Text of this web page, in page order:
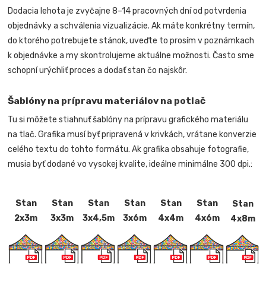
Dodacia lehota je zvyčajne 8–14 pracovných dní od potvrdenia
objednávky a schválenia vizualizácie. Ak máte konkrétny termín,
do ktorého potrebujete stánok, uveďte to prosím v poznámkach
k objednávke a my skontrolujeme aktuálne možnosti. Často sme
schopní urýchliť proces a dodať stan čo najskôr.
Šablóny na prípravu materiálov na potlač
Tu si môžete stiahnuť šablóny na prípravu grafického materiálu
na tlač. Grafika musí byť pripravená v krivkách, vrátane konverzie
celého textu do tohto formátu. Ak grafika obsahuje fotografie,
musia byť dodané vo vysokej kvalite, ideálne minimálne 300 dpi.:
Stan
2x3m
Stan
3x3m
Stan
3x4,5m
Stan
3x6m
Stan
4x4m
Stan
4x6m
Stan
4x8m